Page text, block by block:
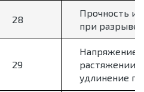
28
Прочность и
при разрыве
29
Напряжение
растяжении
удлинение